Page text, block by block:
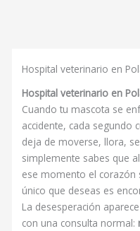
Hospital veterinario en
Hospital veterinario en
Cuando tu mascota se
accidente, cada segundo
deja de moverse, llora,
simplemente sabes que
ese momento el corazón
único que deseas es
La desesperación
con una consulta normal: